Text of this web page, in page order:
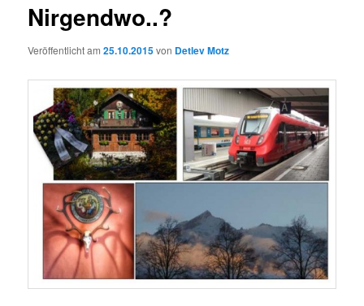
Nirgendwo..?
Veröffentlicht am25.10.2015von Detlev Motz